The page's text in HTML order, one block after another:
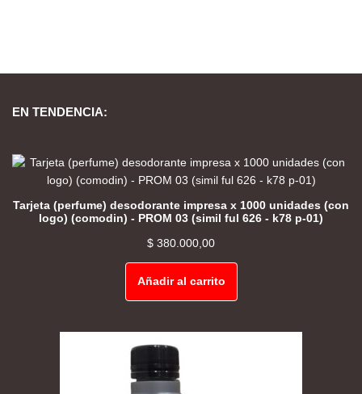
EN TENDENCIA:
Tarjeta (perfume) desodorante impresa x 1000 unidades (con
logo) (comodin) - PROM 03 (simil ful 626 - k78 p-01)
$ 380.000,00
Añadir al carrito